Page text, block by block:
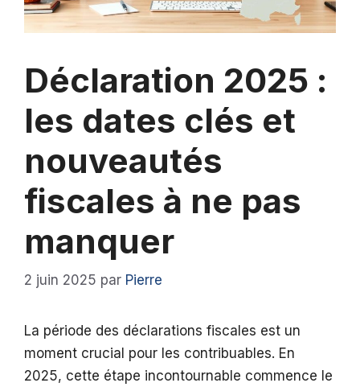
Déclaration 2025 :
les dates clés et
nouveautés
fiscales à ne pas
manquer
2 juin 2025 par Pierre
La période des déclarations fiscales est un
moment crucial pour les contribuables. En
2025, cette étape incontournable commence le